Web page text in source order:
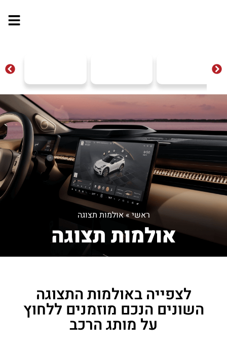
ראשי»אולמות תצוגה
אולמות תצוגה
לצפייה באולמות התצוגה
השונים הנכם מוזמנים ללחוץ
על מותג הרכב